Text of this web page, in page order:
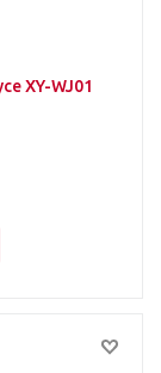
XY-WJ01